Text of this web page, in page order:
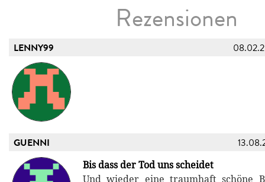
Rezensionen
LENNY99
GUENNI
Bis dass der Tod uns scheidet
Und wieder eine traumhaft schöne